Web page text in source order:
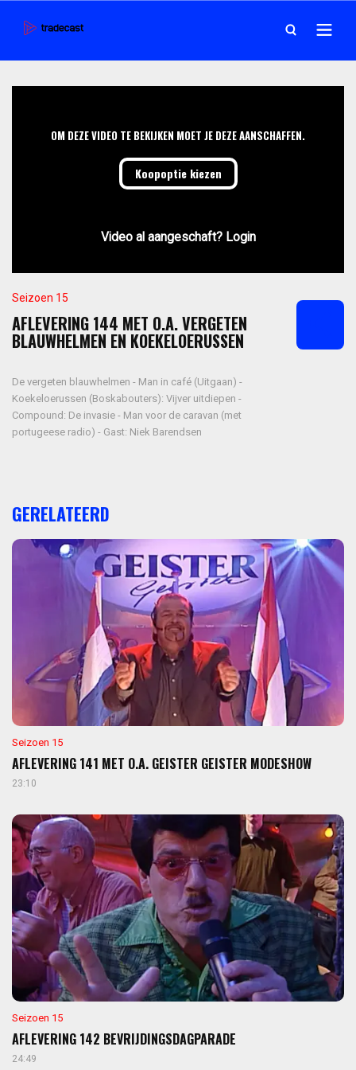
OM DEZE VIDEO TE BEKIJKEN MOET JE DEZE AANSCHAFFEN.
Koopoptie kiezen
Video al aangeschaft? Login
Seizoen 15
AFLEVERING 144 MET O.A. VERGETEN
BLAUWHELMEN EN KOEKELOERUSSEN
De vergeten blauwhelmen - Man in café (Uitgaan) -
Koekeloerussen (Boskabouters): Vijver uitdiepen -
Compound: De invasie - Man voor de caravan (met
portugeese radio) - Gast: Niek Barendsen
GERELATEERD
Seizoen 15
AFLEVERING 141 MET O.A. GEISTER GEISTER MODESHOW
23:10
Seizoen 15
AFLEVERING 142 BEVRIJDINGSDAGPARADE
24:49